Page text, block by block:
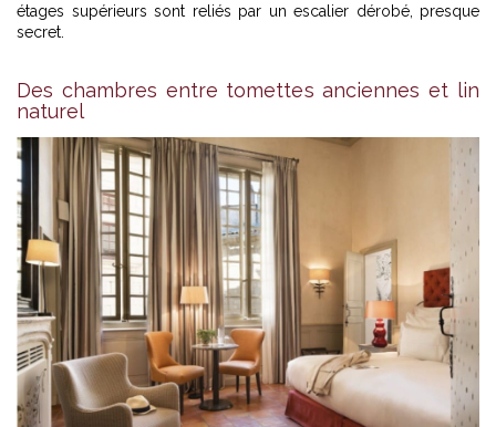
étages supérieurs sont reliés par un escalier dérobé, presque
secret.
Des chambres entre tomettes anciennes et lin
naturel